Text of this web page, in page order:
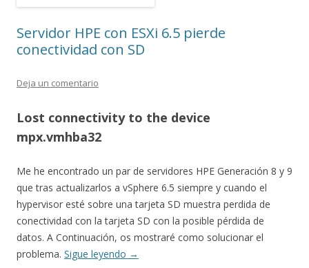
Servidor HPE con ESXi 6.5 pierde
conectividad con SD
Deja un comentario
Lost connectivity to the device
mpx.vmhba32
Me he encontrado un par de servidores HPE Generación 8 y 9
que tras actualizarlos a vSphere 6.5 siempre y cuando el
hypervisor esté sobre una tarjeta SD muestra perdida de
conectividad con la tarjeta SD con la posible pérdida de
datos. A Continuación, os mostraré como solucionar el
problema. Sigue leyendo →